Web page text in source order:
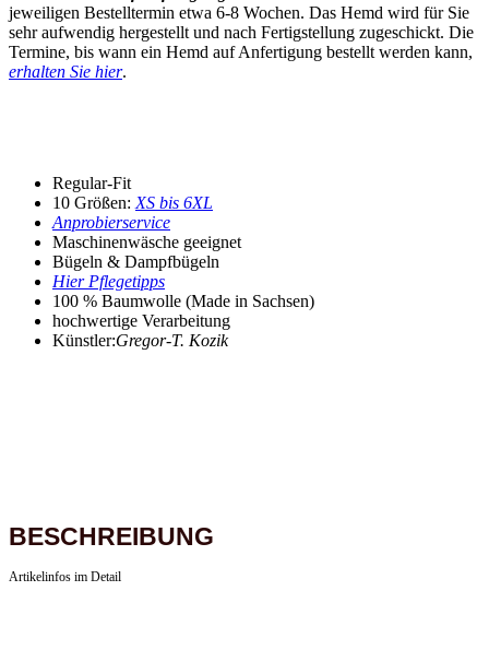
jeweiligen Bestelltermin etwa 6-8 Wochen. Das Hemd wird für Sie
sehr aufwendig hergestellt und nach Fertigstellung zugeschickt. Die
Termine, bis wann ein Hemd auf Anfertigung bestellt werden kann,
erhalten Sie hier.
Regular-Fit
10 Größen: XS bis 6XL
Anprobierservice
Maschinenwäsche geeignet
Bügeln & Dampfbügeln
Hier Pflegetipps
100 % Baumwolle (Made in Sachsen)
hochwertige Verarbeitung
Künstler:Gregor-T. Kozik
BESCHREIBUNG
Artikelinfos im Detail